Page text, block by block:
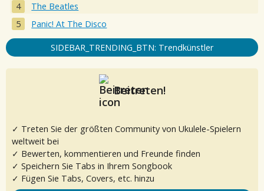
The Beatles
Panic! At The Disco
SIDEBAR_TRENDING_BTN: Trendkünstler
Beitreten!
✓ Treten Sie der größten Community von Ukulele-Spielern
weltweit bei
✓ Bewerten, kommentieren und Freunde finden
✓ Speichern Sie Tabs in Ihrem Songbook
✓ Fügen Sie Tabs, Covers, etc. hinzu